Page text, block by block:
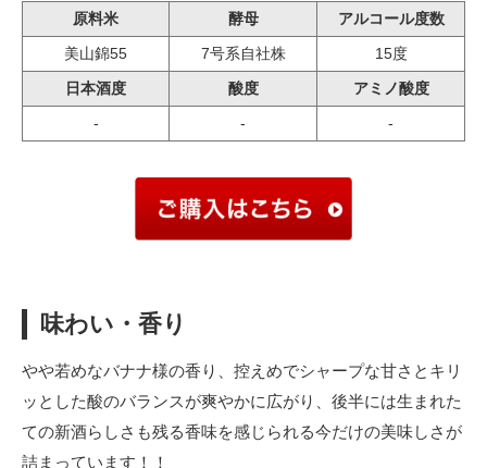
原料米 酵母
アルコール度数
美山錦55
7号系自社株
15度
日本酒度
酸度
アミノ酸度
-
- -
味わい・香り
やや若めなバナナ様の香り、控えめでシャープな甘さとキリ
ッとした酸のバランスが爽やかに広がり、後半には生まれた
ての新酒らしさも残る香味を感じられる今だけの美味しさが
詰まっています！！